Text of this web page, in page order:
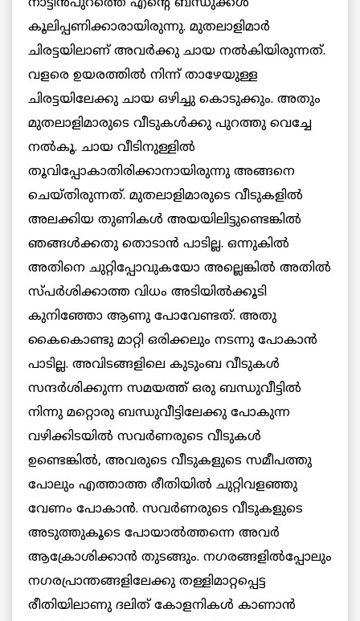
നാട്ടിന്‍പുറത്തെ എന്റെ ബന്ധുക്കള്‍
കൂലിപ്പണിക്കാരായിരുന്നു. മുതലാളിമാര്‍
ചിരട്ടയിലാണ് അവര്‍ക്കു ചായ നല്‍കിയിരുന്നത്.
വളരെ ഉയരത്തില്‍ നിന്ന് താഴേയുള്ള
ചിരട്ടയിലേക്കു ചായ ഒഴിച്ചു കൊടുക്കും. അതും
മുതലാളിമാരുടെ വീടുകള്‍ക്കു പുറത്തു വെച്ചേ
നല്‍കൂ. ചായ വീടിനുള്ളില്‍
തൂവിപ്പോകാതിരിക്കാനായിരുന്നു അങ്ങനെ
ചെയ്തിരുന്നത്. മുതലാളിമാരുടെ വീടുകളില്‍
അലക്കിയ തുണികള്‍ അയയിലിട്ടുണ്ടെങ്കില്‍
ഞങ്ങള്‍ക്കതു തൊടാന്‍ പാടില്ല. ഒന്നുകില്‍
അതിനെ ചുറ്റിപ്പോവുകയോ അല്ലെങ്കില്‍ അതില്‍
സ്പര്‍ശിക്കാത്ത വിധം അടിയില്‍ക്കൂടി
കുനിഞ്ഞോ ആണു പോവേണ്ടത്. അതു
കൈകൊണ്ടു മാറ്റി ഒരിക്കലും നടന്നു പോകാന്‍
പാടില്ല. അവിടങ്ങളിലെ കുടുംബ വീടുകള്‍
സന്ദര്‍ശിക്കുന്ന സമയത്ത് ഒരു ബന്ധുവീട്ടില്‍
നിന്നു മറ്റൊരു ബന്ധുവീട്ടിലേക്കു പോകുന്ന
വഴിക്കിടയില്‍ സവര്‍ണരുടെ വീടുകള്‍
ഉണ്ടെങ്കില്‍, അവരുടെ വീടുകളുടെ സമീപത്തു
പോലും എത്താത്ത രീതിയില്‍ ചുറ്റിവളഞ്ഞു
വേണം പോകാന്‍. സവര്‍ണരുടെ വീടുകളുടെ
അടുത്തുകൂടെ പോയാല്‍ത്തന്നെ അവര്‍
ആക്രോശിക്കാന്‍ തുടങ്ങും. നഗരങ്ങളില്‍പ്പോലും
നഗരപ്രാന്തങ്ങളിലേക്കു തള്ളിമാറ്റപ്പെട്ട
രീതിയിലാണു ദലിത് കോളനികള്‍ കാണാന്‍